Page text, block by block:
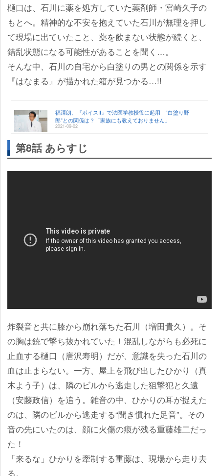
樋口は、石川に薬を処方していた薬剤師・宮崎久子の
もとへ。精神的な不安を抱えていた石川が無理を押し
て現場に出ていたこと、薬を飲まない状態が続くと、
錯乱状態になる可能性があることを聞く…。
そんな中、石川の自宅から白塗りの男との関係を示す
『はなまる』が描かれた箱が見つかる…!!
福澤朗、『ボイスII』で法医学教授役に起用 “白塗り野
郎”との関係は？「家族にも教えておりません」
2021-09-02
第8話 あらすじ
炸裂音と共に膝から崩れ落ちた石川（増田貴久）。そ
の胸は銃で撃ち抜かれていた！混乱しながらも必死に
止血する樋口（唐沢寿明）だが、意識を失った石川の
血は止まらない。一方、屋上を飛び出したひかり（真
木よう子）は、隣のビルから逃走した狙撃犯と久遠
（安藤政信）を追う。雑音の中、ひかりの耳が捉えた
のは、隣のビルから逃走する“聞き慣れた足音”。その
音の先にいたのは、顔に火傷の痕が残る重藤雄二だっ
た！
「来るな」ひかりを牽制する重藤は、現場から走り去
る。